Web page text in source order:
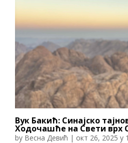
Вук Бакић: Синајско
Ходочашће на Свети врх
by Весна Девић | окт 26, 2025 у